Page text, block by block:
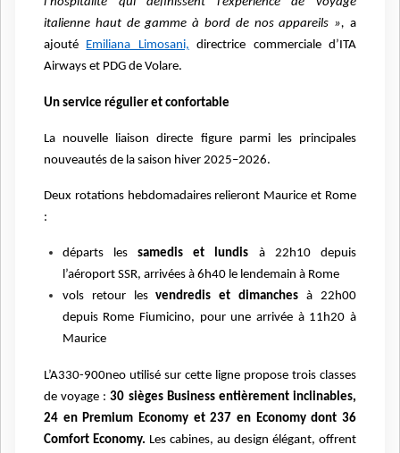
italienne haut de gamme à bord de nos appareils », a
ajouté Emiliana Limosani, directrice commerciale d’ITA
Airways et PDG de Volare.
Un service régulier et confortable
La nouvelle liaison directe figure parmi les principales
nouveautés de la saison hiver 2025–2026.
Deux rotations hebdomadaires relieront Maurice et Rome
:
départs lessamedis et lundis à 22h10 depuis
l’aéroport SSR, arrivées à 6h40 le lendemain à Rome
vols retour lesvendredis et dimanches à 22h00
depuis Rome Fiumicino, pour une arrivée à 11h20 à
Maurice
L’A330-900neo utilisé sur cette ligne propose trois classes
de voyage :30 sièges Business entièrement inclinables,
24 en Premium Economy et 237 en Economy dont 36
Comfort Economy. Les cabines, au design élégant, offrent